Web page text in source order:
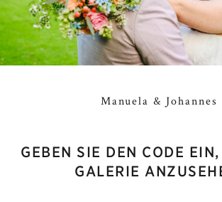
Manuela & Johannes
GEBEN SIE DEN CODE
GALERIE